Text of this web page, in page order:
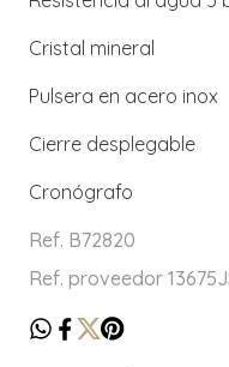
Cristal mineral
Pulsera en acero inox
Cierre desplegable
Cronógrafo
Ref. B72820
Ref. proveedor